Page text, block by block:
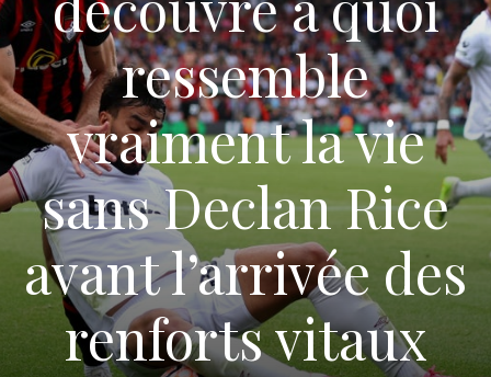
ressemble
vraiment la vie
sans Declan Rice
avant l’arrivée des
renforts vitaux